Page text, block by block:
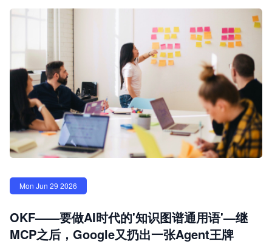
Mon Jun 29 2026
OKF——要做AI时代的'知识图谱通用语'—继
MCP之后，Google又扔出一张Agent王牌